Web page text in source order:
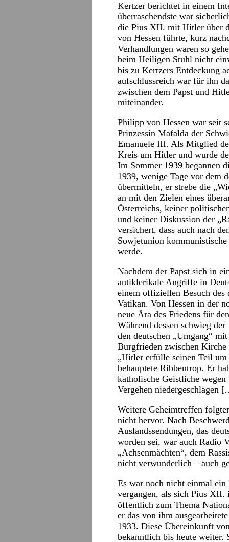
Kertzer berichtet in einem
überraschendste war
die Pius XII. mit Hitler über
von Hessen führte, kurz
Verhandlungen waren so
beim Heiligen Stuhl nicht
bis zu Kertzers Entdeckung
aufschlussreich war für ihn
zwischen dem Papst und
miteinander.
Philipp von Hessen war seit
Prinzessin Mafalda der
Emanuele III. Als Mitglied
Kreis um Hitler und wurde
Im Sommer 1939 begannen
1939, wenige Tage vor dem
übermitteln, er strebe die
an mit den Zielen eines
Österreichs, keiner
und keiner Diskussion der
versichert, dass auch nach
Sowjetunion
werde.
Nachdem der Papst sich in
antiklerikale Angriffe in
einem offiziellen Besuch des
Vatikan. Von Hessen in der
neue Ära des Friedens für
Während dessen schwieg
den deutschen „Umgang“
Burgfrieden zwischen
„Hitler erfülle seinen Teil um
behauptete Ribbentrop. Er
katholische Geistliche
Vergehen niedergeschlagen
Weitere Geheimtreffen
nicht hervor. Nach
Auslandssendungen, das
worden sei, war auch Radio
„Achsenmächten“, dem
nicht verwunderlich – auch
Es war noch nicht einmal
vergangen, als sich Pius XII.
öffentlich zum Thema
er das von ihm
1933. Diese Übereinkunft
bekanntlich bis heute weiter.